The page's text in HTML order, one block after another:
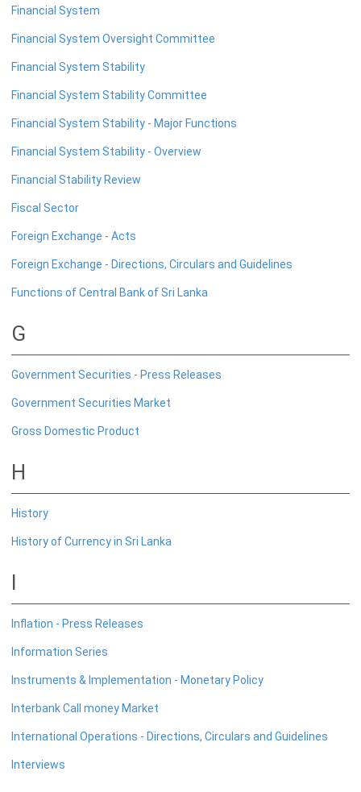
சேதமடைந்த நாணயத்தாள்கள் மற்றும்
போலி நாயணத் தாள்கள்
நாணயத்தாள்கள்
சேதமடைந்த நாணயத்தாள்களினை மாற்றுதல்
சட்டங்கள்
நாணய விதிச் சட்டம் (நீக்கஞ்செய்யப்பட்ட)
வங்கியியல்
வங்கித்தொழிலல்லாதவை
நுண்பாக நிதிச் சட்டம்
Financial System
Financial System Oversight Committee
Financial System Stability
Financial System Stability Committee
Financial System Stability - Major Functions
Financial System Stability - Overview
Financial Stability Review
Fiscal Sector
Foreign Exchange - Acts
Foreign Exchange - Directions, Circulars and Guidelines
Functions of Central Bank of Sri Lanka
G
Government Securities - Press Releases
Government Securities Market
Gross Domestic Product
H
History
History of Currency in Sri Lanka
I
Inflation - Press Releases
Information Series
Instruments & Implementation - Monetary Policy
Interbank Call money Market
International Operations - Directions, Circulars and Guidelines
Interviews